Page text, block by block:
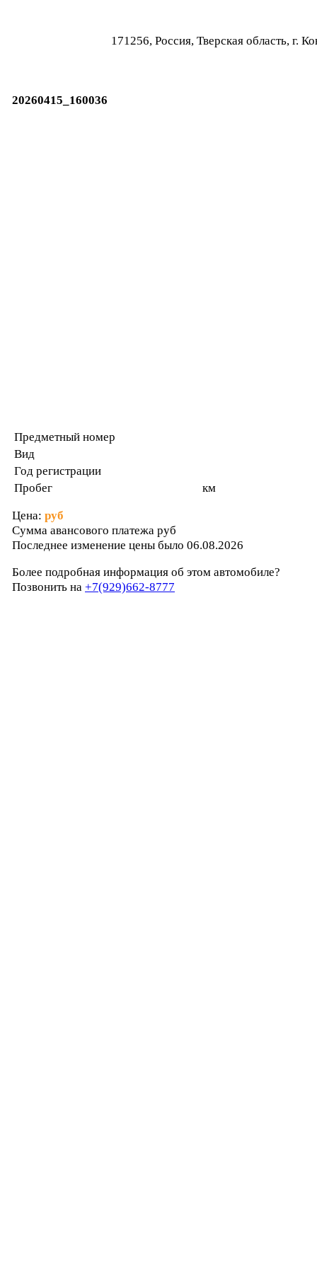
171256, Россия, Тверская область, г.
20260415_160036
Предметный номер
Вид
Год регистрации
Пробег
км
Цена: руб
Сумма авансового платежа руб
Последнее изменение цены было 06.08.2026
Более подробная информация об этом автомобиле?
Позвонить на +7(929)662-8777